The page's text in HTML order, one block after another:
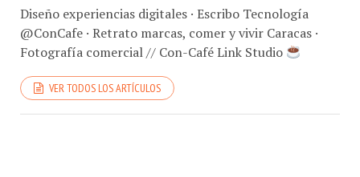
@ConCafe · Retrato marcas, comer y vivir Caracas ·
Fotografía comercial // Con-Café Link Studio